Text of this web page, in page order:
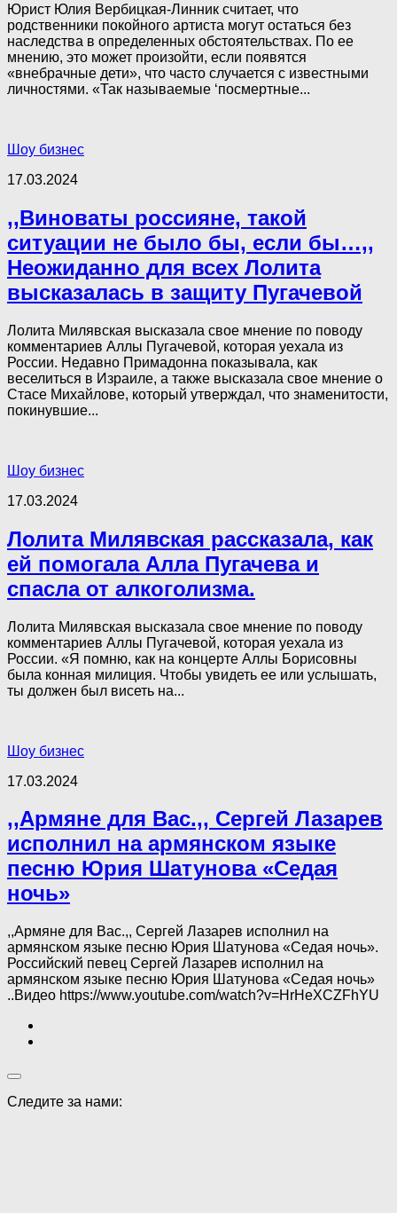
Юрист Юлия Вербицкая-Линник считает, что
родственники покойного артиста могут остаться без
наследства в определенных обстоятельствах. По ее
мнению, это может произойти, если появятся
«внебрачные дети», что часто случается с известными
личностями. «Так называемые ‘посмертные...
Шоу бизнес
17.03.2024
,,Виноваты россияне, такой
ситуации не было бы, если бы…,,
Неожиданно для всех Лолита
высказалась в защиту Пугачевой
Лолита Милявская высказала свое мнение по поводу
комментариев Аллы Пугачевой, которая уехала из
России. Недавно Примадонна показывала, как
веселиться в Израиле, а также высказала свое мнение о
Стасе Михайлове, который утверждал, что знаменитости,
покинувшие...
Шоу бизнес
17.03.2024
Лолита Милявская рассказала, как
ей помогала Алла Пугачева и
спасла от алкоголизма.
Лолита Милявская высказала свое мнение по поводу
комментариев Аллы Пугачевой, которая уехала из
России. «Я помню, как на концерте Аллы Борисовны
была конная милиция. Чтобы увидеть ее или услышать,
ты должен был висеть на...
Шоу бизнес
17.03.2024
,,Армяне для Вас.,, Сергей Лазарев
исполнил на армянском языке
песню Юрия Шатунова «Седая
ночь»
,,Армяне для Вас.,, Сергей Лазарев исполнил на
армянском языке песню Юрия Шатунова «Седая ночь».
Российский певец Сергей Лазарев исполнил на
армянском языке песню Юрия Шатунова «Седая ночь»
..Видео https://www.youtube.com/watch?v=HrHeXCZFhYU
Следите за нами: